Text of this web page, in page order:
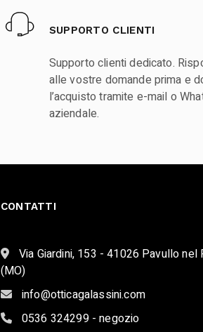
SUPPORTO CLIENTI
Supporto clienti dedicato.
alle vostre domande prima e
l’acquisto tramite e-mail o
aziendale.
CONTATTI
Via Giardini, 153 - 41026 Pavullo nel
(MO)
info@otticagalassini.com
0536 324299 - negozio